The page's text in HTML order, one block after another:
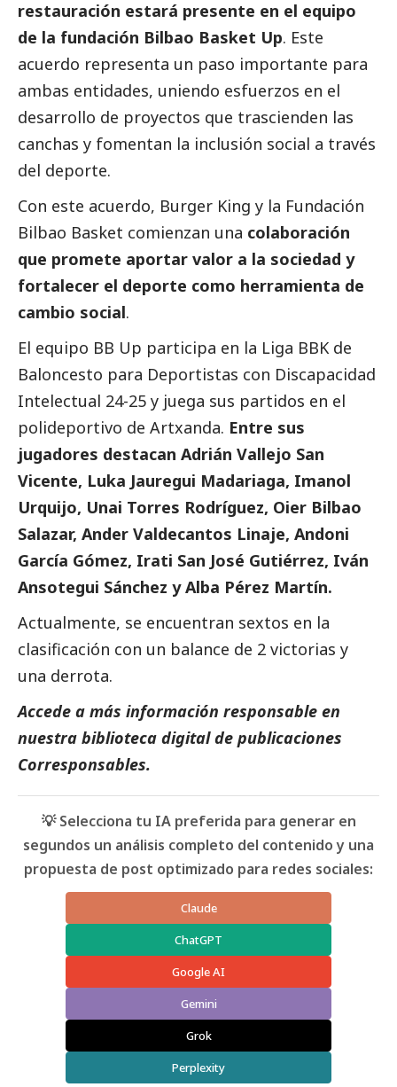
restauración estará presente en el equipo
de la fundación Bilbao Basket Up. Este
acuerdo representa un paso importante para
ambas entidades, uniendo esfuerzos en el
desarrollo de proyectos que trascienden las
canchas y fomentan la inclusión social a través
del deporte.
Con este acuerdo, Burger King y la Fundación
Bilbao Basket comienzan una colaboración
que promete aportar valor a la sociedad y
fortalecer el deporte como herramienta de
cambio social.
El equipo BB Up participa en la Liga BBK de
Baloncesto para Deportistas con Discapacidad
Intelectual 24-25 y juega sus partidos en el
polideportivo de Artxanda. Entre sus
jugadores destacan Adrián Vallejo San
Vicente, Luka Jauregui Madariaga, Imanol
Urquijo, Unai Torres Rodríguez, Oier Bilbao
Salazar, Ander Valdecantos Linaje, Andoni
García Gómez, Irati San José Gutiérrez, Iván
Ansotegui Sánchez y Alba Pérez Martín.
Actualmente, se encuentran sextos en la
clasificación con un balance de 2 victorias y
una derrota.
Accede a más información responsable en
nuestra biblioteca digital de publicaciones
Corresponsables.
💡 Selecciona tu IA preferida para generar en
segundos un análisis completo del contenido y una
propuesta de post optimizado para redes sociales:
Claude
ChatGPT
Google AI
Gemini
Grok
Perplexity